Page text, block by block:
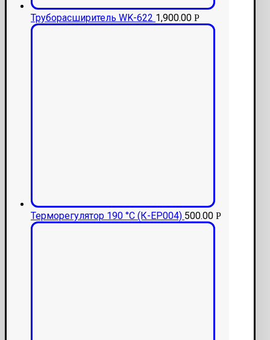
Труборасширитель WK-622 1,900.00 Р
Терморегулятор 190 °С (К-ЕР004) 500.00 Р